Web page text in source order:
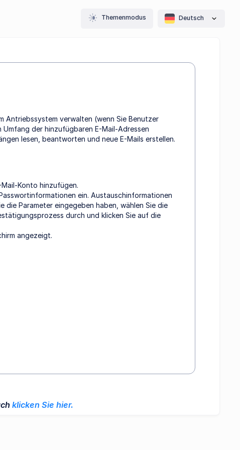
Themenmodus Deutsch
Antriebssystem verwalten (wenn Sie Benutzer
der hinzufügbaren E-Mail-Adressen
lesen, beantworten und neue E-Mails erstellen.
Konto hinzufügen.
ein. Austauschinformationen
die Parameter eingegeben haben, wählen Sie die
durch und klicken Sie auf die
angezeigt.
klicken Sie hier.